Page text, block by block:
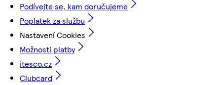
Podívejte se, kam doručujeme
Poplatek za službu
Nastavení Cookies
Možnosti platby
itesco.cz
Clubcard